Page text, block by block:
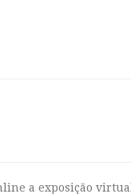
a exposição